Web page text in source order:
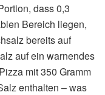
dass 0,3
Bereich liegen,
bereits auf
auf ein warnendes
mit 350 Gramm
enthalten – was